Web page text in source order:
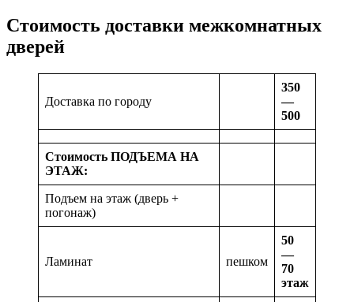
Стоимость доставки межкомнатных
дверей
Доставка по городу
350
—
500
Стоимость ПОДЪЕМА НА
ЭТАЖ:
Подъем на этаж (дверь +
погонаж)
Ламинат пешком
50
—
70
этаж